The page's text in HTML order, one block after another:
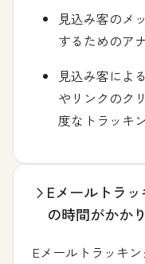
見込み客のメ
するためのア
見込み客によ
やリンクのク
度なトラッキ
Eメールトラ
の時間がかか
Eメールトラッキ